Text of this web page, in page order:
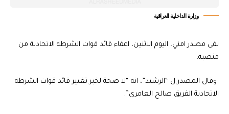
وزارة الداخلية العراقية
نفى مصدر امني، اليوم الاثنين، اعفاء قائد قوات الشرطة الاتحادية من
منصبه.
وقال المصدر ل “الرشيد”، انه “لا صحة لخبر تغيير قائد قوات الشرطة
الاتحادية الفريق صالح العامري”.